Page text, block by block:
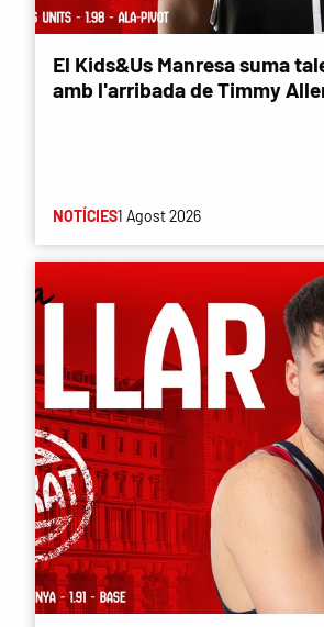
El Kids&Us Manresa suma
amb l'arribada de Timmy
NOTÍCIES1 Agost 2026